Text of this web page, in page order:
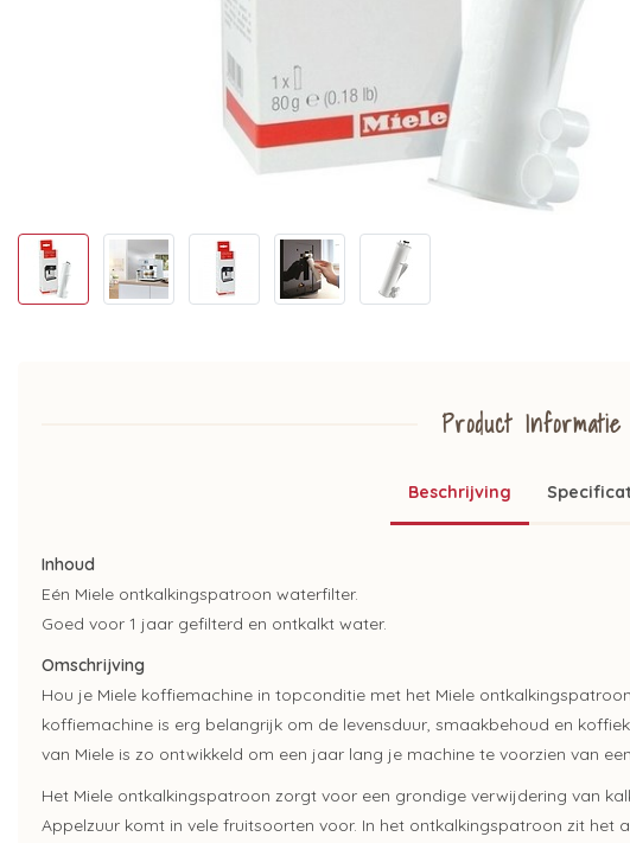
Product Informatie
Beschrijving
Inhoud
Eén Miele ontkalkingspatroon waterfilter.
Goed voor 1 jaar gefilterd en ontkalkt water.
Omschrijving
Hou je Miele koffiemachine in topconditie met het Miele
koffiemachine is erg belangrijk om de levensduur, smaakbehoud en
van Miele is zo ontwikkeld om een jaar lang je machine te voorzien van
Het Miele ontkalkingspatroon zorgt voor een grondige verwijdering van
Appelzuur komt in vele fruitsoorten voor. In het ontkalkingspatroon zit het